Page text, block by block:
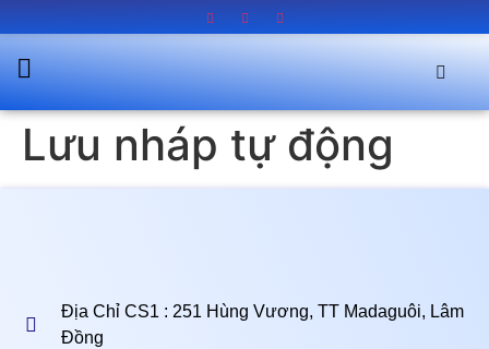
Lưu nháp tự động
Địa Chỉ CS1 : 251 Hùng Vương, TT Madaguôi, Lâm
Đồng